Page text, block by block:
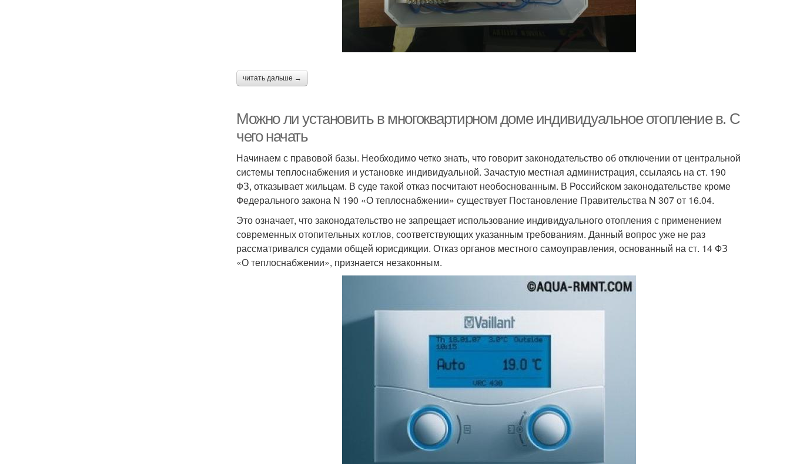
читать дальше →
Можно ли установить в многоквартирном доме индивидуальное отопление в. С
чего начать
Начинаем с правовой базы. Необходимо четко знать, что говорит законодательство об отключении от центральной
системы теплоснабжения и установке индивидуальной. Зачастую местная администрация, ссылаясь на ст. 190
ФЗ, отказывает жильцам. В суде такой отказ посчитают необоснованным. В Российском законодательстве кроме
Федерального закона N 190 «О теплоснабжении» существует Постановление Правительства N 307 от 16.04.
Это означает, что законодательство не запрещает использование индивидуального отопления с применением
современных отопительных котлов, соответствующих указанным требованиям. Данный вопрос уже не раз
рассматривался судами общей юрисдикции. Отказ органов местного самоуправления, основанный на ст. 14 ФЗ
«О теплоснабжении», признается незаконным.